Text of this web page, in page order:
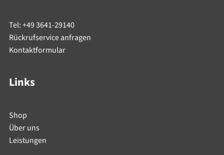
Tel: +49 3641-29140
Rückrufservice anfragen
Kontaktformular
Links
Shop
Über uns
Leistungen